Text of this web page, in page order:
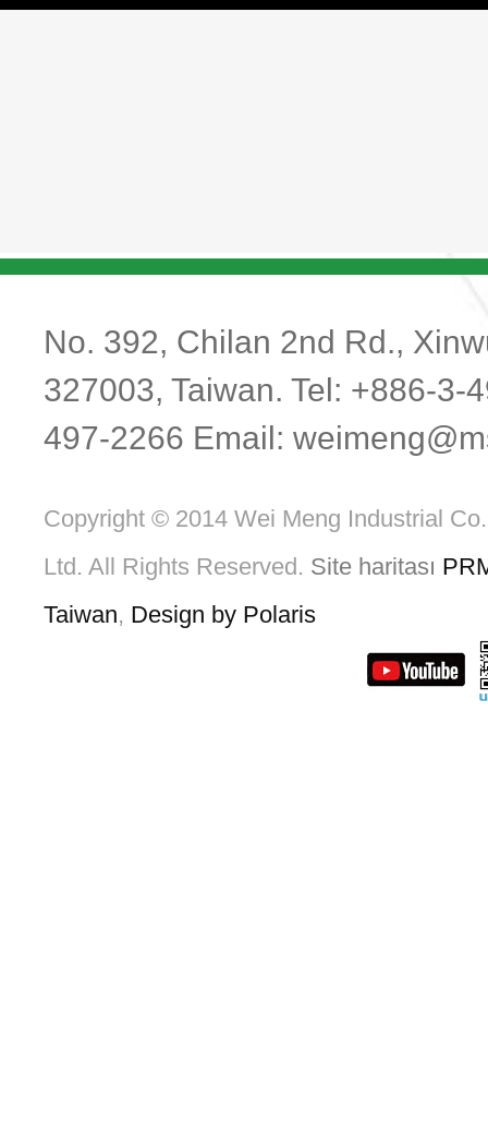
No. 392, Chilan 2nd Rd.,
327003, Taiwan. Tel: +886-3-
497-2266 Email:
Copyright © 2014 Wei Meng Industrial
Ltd. All Rights Reserved. Site haritası
Taiwan, Design by Polaris